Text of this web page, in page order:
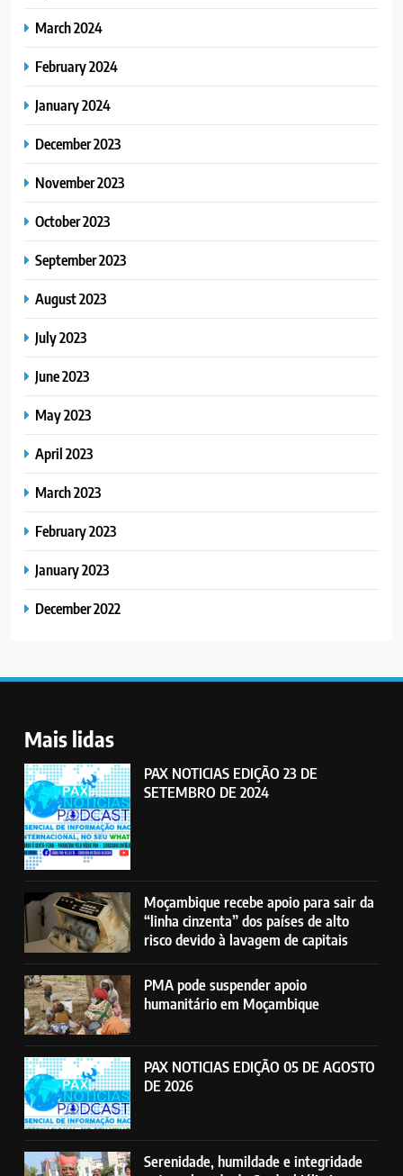
March 2024
February 2024
January 2024
December 2023
November 2023
October 2023
September 2023
August 2023
July 2023
June 2023
May 2023
April 2023
March 2023
February 2023
January 2023
December 2022
Mais lidas
PAX NOTICIAS EDIÇÃO 23 DE
SETEMBRO DE 2024
Moçambique recebe apoio para sair da
“linha cinzenta” dos países de alto
risco devido à lavagem de capitais
PMA pode suspender apoio
humanitário em Moçambique
PAX NOTICIAS EDIÇÃO 05 DE AGOSTO
DE 2026
Serenidade, humildade e integridade